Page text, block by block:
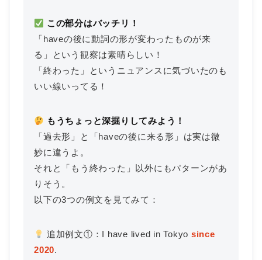
この部分はバッチリ！
「haveの後に動詞の形が変わったものが来
る」という観察は素晴らしい！
「終わった」というニュアンスに気づいたのも
いい線いってる！
もうちょっと深掘りしてみよう！
「過去形」と「haveの後に来る形」は実は微
妙に違うよ。
それと「もう終わった」以外にもパターンがあ
りそう。
以下の3つの例文を見てみて：
追加例文①：I have lived in Tokyo since
2020.